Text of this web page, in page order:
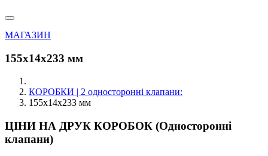
МАГАЗИН
155х14х233 мм
КОРОБКИ | 2 односторонні клапани:
155х14х233 мм
ЦІНИ НА ДРУК КОРОБОК (Односторонні
клапани)